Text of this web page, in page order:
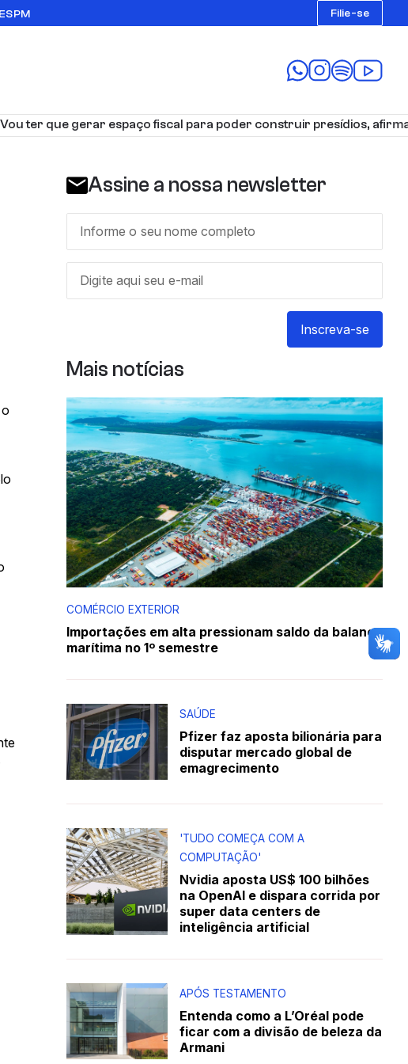
ESPM Filie-se
ter que gerar espaço fiscal para poder construir presídios, afirma
Assine a nossa newsletter
Inscreva-se
Mais notícias
COMÉRCIO EXTERIOR
Importações em alta pressionam saldo da balança
marítima no 1º semestre
SAÚDE
Pfizer faz aposta bilionária para
disputar mercado global de
emagrecimento
'TUDO COMEÇA COM A
COMPUTAÇÃO'
Nvidia aposta US$ 100 bilhões
na OpenAI e dispara corrida por
super data centers de
inteligência artificial
APÓS TESTAMENTO
Entenda como a L’Oréal pode
ficar com a divisão de beleza da
Armani